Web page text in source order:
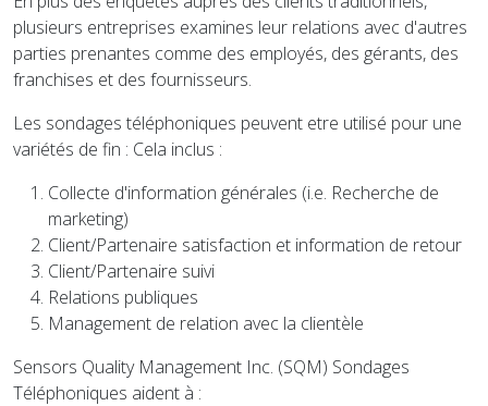
plusieurs entreprises examines leur relations avec d'autres
parties prenantes comme des employés, des gérants, des
franchises et des fournisseurs.
Les sondages téléphoniques peuvent etre utilisé pour une
variétés de fin : Cela inclus :
Collecte d'information générales (i.e. Recherche de
marketing)
Client/Partenaire satisfaction et information de retour
Client/Partenaire suivi
Relations publiques
Management de relation avec la clientèle
Sensors Quality Management Inc. (SQM) Sondages
Téléphoniques aident à :